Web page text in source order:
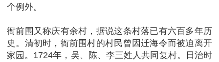
个例外。
衙前围又称庆有余村，据说这条村落已有六百多年历
史。清初时，衙前围村的村民曾因迁海令而被迫离开
家园。1724年，吴、陈、李三姓人共同复村。日治时